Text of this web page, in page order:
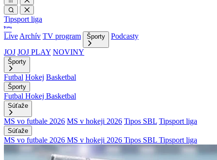
Tipsport liga
Live Archív TV program Športy
Podcasty
JOJ JOJ PLAY NOVINY
Športy
Futbal Hokej Basketbal
Športy
Futbal Hokej Basketbal
Súťaže
MS vo futbale 2026 MS v hokeji 2026 Tipos SBL Tipsport liga
Súťaže
MS vo futbale 2026 MS v hokeji 2026 Tipos SBL Tipsport liga